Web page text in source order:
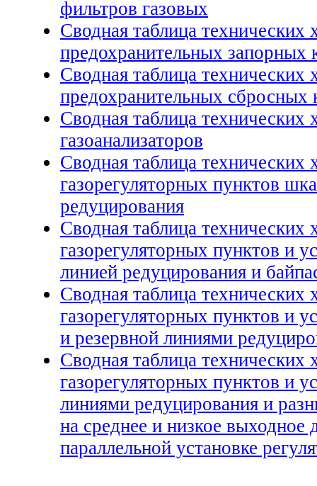
фильтров газовых
Сводная таблица технических
предохранительных запорных
Сводная таблица технических
предохранительных сбросных
Сводная таблица технических
газоанализаторов
Сводная таблица технических
газорегуляторных пунктов
редуцирования
Сводная таблица технических
газорегуляторных пунктов и
линией редуцирования и
Сводная таблица технических
газорегуляторных пунктов и
и резервной линиями
Сводная таблица технических
газорегуляторных пунктов и
линиями редуцирования и
на среднее и низкое выходное
параллельной установке